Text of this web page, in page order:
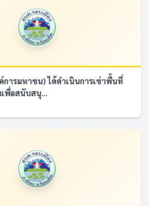
การมหาชน) ได้ดำเนินการเช่าพื้นที่
พื่อสนับสนุ...